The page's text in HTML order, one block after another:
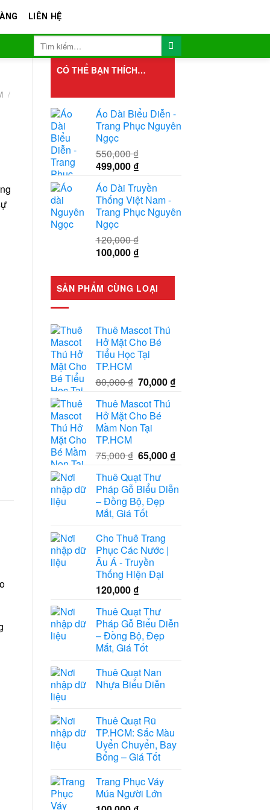
LIÊN HỆ
CÓ THỂ BẠN THÍCH…
Áo Dài Biểu Diễn -
Trang Phục Nguyên
Ngọc
550,000₫
Giá
là:
550,000 ₫.
499,000 ₫Giá
tại
là:
499,000 ₫.
Áo Dài Truyền
Thống Việt Nam -
Trang Phục Nguyên
Ngọc
120,000₫
Giá
là:
120,000 ₫.
100,000 ₫Giá
tại
là:
100,000 ₫.
SẢN PHẨM CÙNG LOẠI
Thuê Mascot Thú
Hở Mặt Cho Bé
Tiểu Học Tại
TP.HCM
80,000₫ Giá
là:
80,000 ₫.
70,000 ₫
Thuê Mascot Thú
Hở Mặt Cho Bé
Mầm Non Tại
TP.HCM
75,000₫ Giá
là:
75,000 ₫.
65,000 ₫
là:
Thuê Quạt Thư
Pháp Gỗ Biểu Diễn
– Đồng Bộ, Đẹp
Mắt, Giá Tốt
Cho Thuê Trang
Phục Các Nước |
Âu Á - Truyền
Thống Hiện Đại
120,000 ₫
Thuê Quạt Thư
Pháp Gỗ Biểu Diễn
– Đồng Bộ, Đẹp
Mắt, Giá Tốt
Thuê Quạt Nan
Nhựa Biểu Diễn
Thuê Quạt Rũ
TP.HCM: Sắc Màu
Uyển Chuyển, Bay
Bổng – Giá Tốt
Trang Phục Váy
Múa Người Lớn
/